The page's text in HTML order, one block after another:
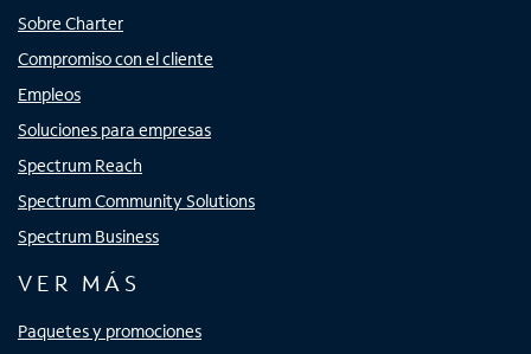
Sobre Charter
Compromiso con el cliente
Empleos
Soluciones para empresas
Spectrum Reach
Spectrum Community Solutions
Spectrum Business
VER MÁS
Paquetes y promociones